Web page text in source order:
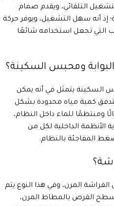
التلقائي، ويقدم صمام
إذ أنه سهل التشغيل، ويوفر حركة
التي تجعل استخدامه شائعًا
ومحبس السكينة؟
السكينة يتمثل في أنه يمكن
كمية مياه محدودة بشكل
ومنتظمًا للماء داخل النظام،
الداخلية لكل من
المفاجئة بالنظام.
المرن، وفي هذا النوع يتم
القرص بالمطاط المرن،